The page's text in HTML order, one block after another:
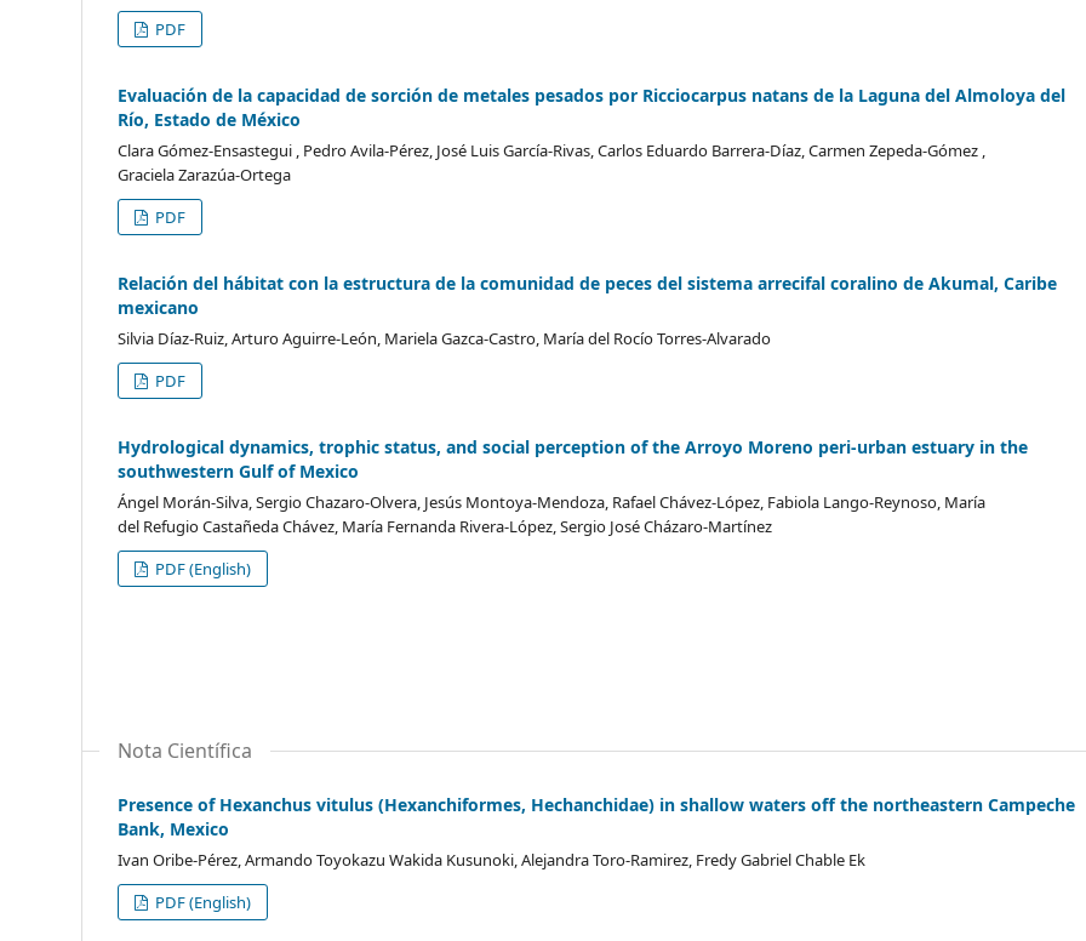
PDF
Evaluación de la capacidad de sorción de metales pesados por Ricciocarpus natans de la Laguna del Almoloya del
Río, Estado de México
Clara Gómez-Ensastegui , Pedro Avila-Pérez, José Luis García-Rivas, Carlos Eduardo Barrera-Díaz, Carmen Zepeda-Gómez ,
Graciela Zarazúa-Ortega
PDF
Relación del hábitat con la estructura de la comunidad de peces del sistema arrecifal coralino de Akumal, Caribe
mexicano
Silvia Díaz-Ruiz, Arturo Aguirre-León, Mariela Gazca-Castro, María del Rocío Torres-Alvarado
PDF
Hydrological dynamics, trophic status, and social perception of the Arroyo Moreno peri-urban estuary in the
southwestern Gulf of Mexico
Ángel Morán-Silva, Sergio Chazaro-Olvera, Jesús Montoya-Mendoza, Rafael Chávez-López, Fabiola Lango-Reynoso, María
del Refugio Castañeda Chávez, María Fernanda Rivera-López, Sergio José Cházaro-Martínez
PDF (English)
Nota Científica
Presence of Hexanchus vitulus (Hexanchiformes, Hechanchidae) in shallow waters off the northeastern Campeche
Bank, Mexico
Ivan Oribe-Pérez, Armando Toyokazu Wakida Kusunoki, Alejandra Toro-Ramirez, Fredy Gabriel Chable Ek
PDF (English)